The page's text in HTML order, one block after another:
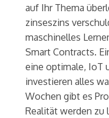
auf Ihr Thema
zinseszins
maschinelles
Smart Contracts.
eine optimale, IoT
investieren alles
Wochen gibt es
Realität werden zu